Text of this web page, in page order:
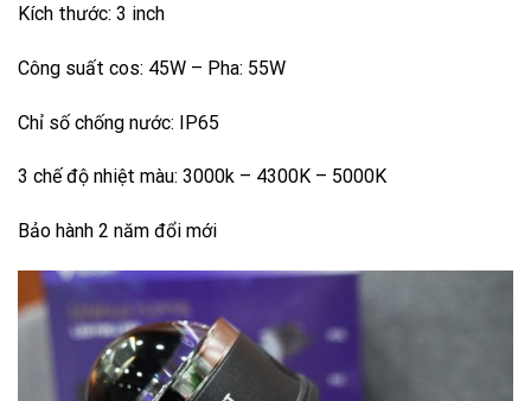
Kích thước: 3 inch
Công suất cos: 45W – Pha: 55W
Chỉ số chống nước: IP65
3 chế độ nhiệt màu: 3000k – 4300K – 5000K
Bảo hành 2 năm đổi mới